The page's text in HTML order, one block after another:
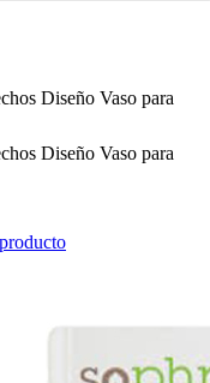
Diseño Vaso para
Diseño Vaso para